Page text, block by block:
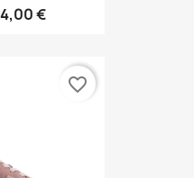
€
favorite_border